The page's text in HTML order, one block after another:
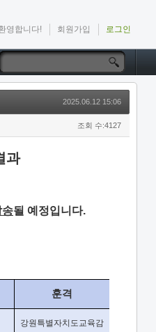
영합니다! 회원가입 로그인
2025.06.12 15:06
조회 수:4127
과
송될 예정입니다.
훈격
강원특별자치도교육감